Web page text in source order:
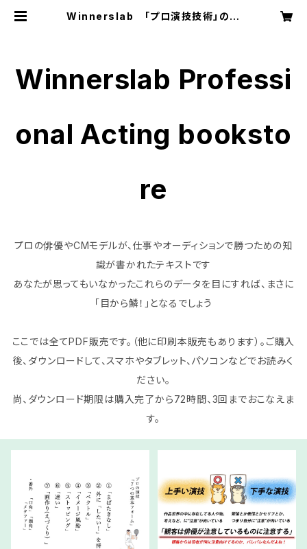
Winnerslab 「プロ演技技術」の参
Winnerslab Professi
onal Acting booksto
re
プロの俳優やCMモデルが、仕事やオーディションで勝つための知
識が書かれたテキストです
あなたが思ってもいなかったこれらのデータを目にすれば、まさに
「目から鱗！」となるでしょう
ここでは全てPDF販売です。（他に印刷本販売もあります）。ご購入
後、ダウンロードして、スマホやタブレット、パソコンなどでお読みく
ださい。
尚、ダウンロード期限は購入完了から72時間、3回までおこなえま
す。